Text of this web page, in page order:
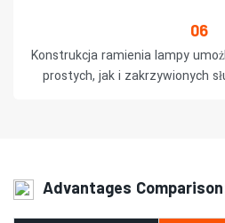
06
Konstrukcja ramienia lampy
prostych, jak i zakrzywionych
Advantages